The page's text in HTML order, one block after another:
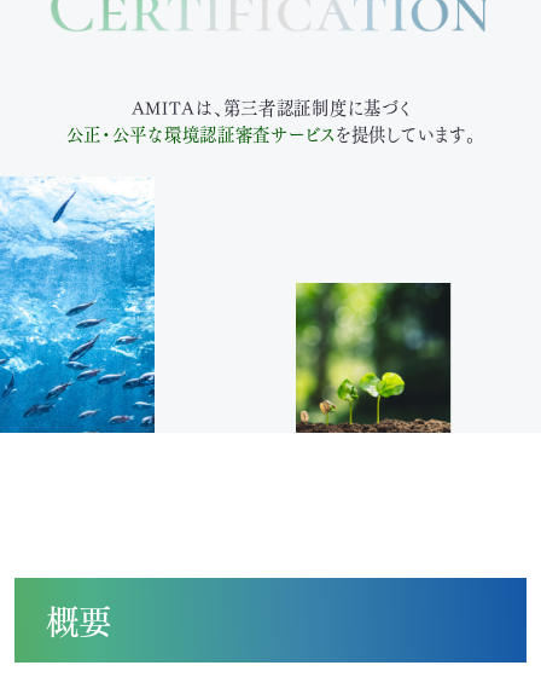
TOP
循環型事業創出プログラム
ビジョン・戦略・計画策定支援
イニシアチブ対応/情報開示支援
サーキュラーエコノミー
カーボンニュートラル
ネイチャーポジティブ
サステナビリティ教育・研修
AMITAは、第三者認証制度に基づく
公正・公平な環境認証審査サービスを提供しています。
概要